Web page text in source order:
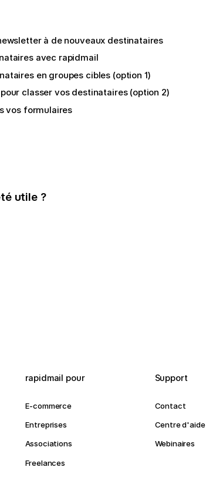
à de nouveaux destinataires
avec rapidmail
en groupes cibles (option 1)
classer vos destinataires (option 2)
vos formulaires
utile ?
rapidmail pour
E-commerce
Entreprises
Associations
Freelances
Support
Contact
Centre d'aide
Webinaires